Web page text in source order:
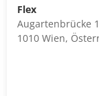
Flex
Augartenbrücke 1
1010 Wien,